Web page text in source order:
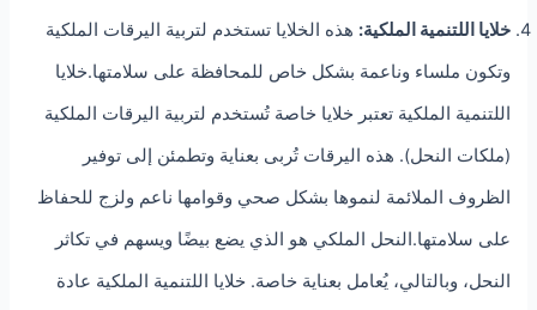
خلايا اللتنمية الملكية: هذه الخلايا تستخدم لتربية اليرقات الملكية
وتكون ملساء وناعمة بشكل خاص للمحافظة على سلامتها.خلايا
اللتنمية الملكية تعتبر خلايا خاصة تُستخدم لتربية اليرقات الملكية
(ملكات النحل). هذه اليرقات تُربى بعناية وتطمئن إلى توفير
الظروف الملائمة لنموها بشكل صحي وقوامها ناعم ولزج للحفاظ
على سلامتها.النحل الملكي هو الذي يضع بيضًا ويسهم في تكاثر
النحل، وبالتالي، يُعامل بعناية خاصة. خلايا اللتنمية الملكية عادة